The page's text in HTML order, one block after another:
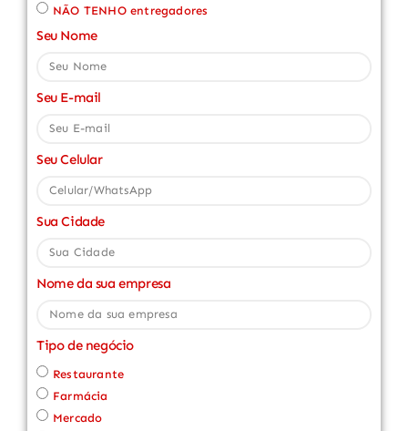
NÃO TENHO entregadores
Seu Nome
Seu E-mail
Seu Celular
Sua Cidade
Nome da sua empresa
Tipo de negócio
Restaurante
Farmácia
Mercado